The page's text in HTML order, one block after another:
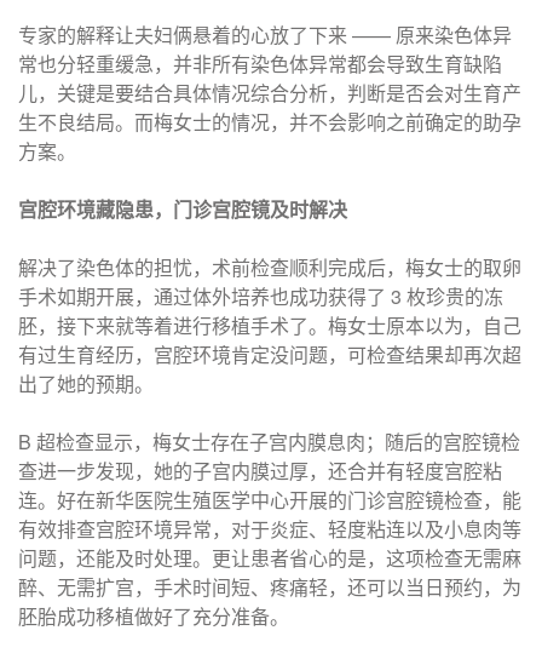
专家的解释让夫妇俩悬着的心放了下来 —— 原来染色体异
常也分轻重缓急，并非所有染色体异常都会导致生育缺陷
儿，关键是要结合具体情况综合分析，判断是否会对生育产
生不良结局。而梅女士的情况，并不会影响之前确定的助孕
方案。
宫腔环境藏隐患，门诊宫腔镜及时解决
解决了染色体的担忧，术前检查顺利完成后，梅女士的取卵
手术如期开展，通过体外培养也成功获得了 3 枚珍贵的冻
胚，接下来就等着进行移植手术了。梅女士原本以为，自己
有过生育经历，宫腔环境肯定没问题，可检查结果却再次超
出了她的预期。
B 超检查显示，梅女士存在子宫内膜息肉；随后的宫腔镜检
查进一步发现，她的子宫内膜过厚，还合并有轻度宫腔粘
连。好在新华医院生殖医学中心开展的门诊宫腔镜检查，能
有效排查宫腔环境异常，对于炎症、轻度粘连以及小息肉等
问题，还能及时处理。更让患者省心的是，这项检查无需麻
醉、无需扩宫，手术时间短、疼痛轻，还可以当日预约，为
胚胎成功移植做好了充分准备。